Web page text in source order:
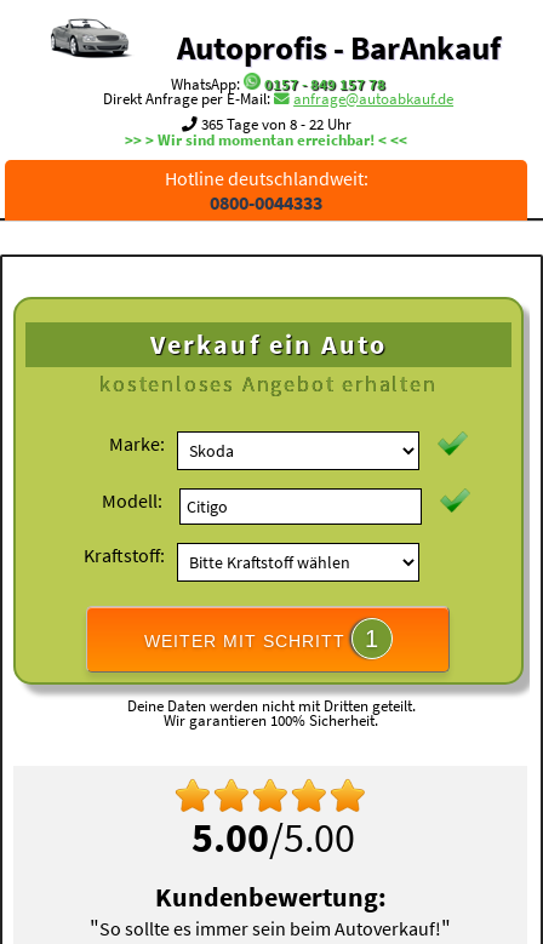
Autoprofis - BarAnkauf
WhatsApp:
0157 - 849 157 78
Direkt Anfrage per E-Mail:
anfrage@autoabkauf.de
365 Tage von 8 - 22 Uhr
>> > Wir sind momentan erreichbar! < <<
Hotline deutschlandweit:
0800-0044333
Verkauf ein Auto
kostenloses Angebot erhalten
Marke:
Modell:
Kraftstoff:
WEITER MIT SCHRITT 1
Deine Daten werden nicht mit Dritten geteilt.
Wir garantieren 100% Sicherheit.
5.00/5.00
Kundenbewertung:
"So sollte es immer sein beim Autoverkauf!"